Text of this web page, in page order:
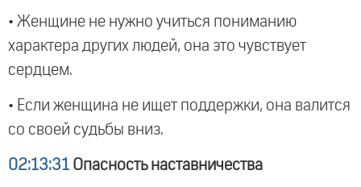
• Женщине не нужно учиться пониманию
характера других людей, она это чувствует
сердцем.
• Если женщина не ищет поддержки, она валится
со своей судьбы вниз.
02:13:31 Опасность наставничества